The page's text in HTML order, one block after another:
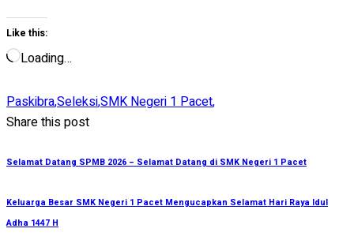
Like this:
Loading…
Paskibra,Seleksi,SMK Negeri 1 Pacet,
Share this post
Selamat Datang SPMB 2026 – Selamat Datang di SMK Negeri 1 Pacet
Keluarga Besar SMK Negeri 1 Pacet Mengucapkan Selamat Hari Raya Idul
Adha 1447 H